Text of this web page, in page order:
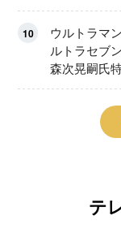
10
ウルトラマ
ルトラセブ
森次晃嗣氏
テ